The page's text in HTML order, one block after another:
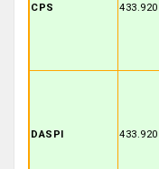
CPS 433.920
DASPI 433.920